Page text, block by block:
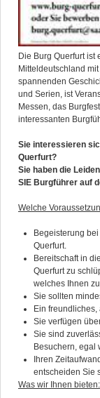
Die Burg Querfurt
Mitteldeutschland
spannenden
und Serien, ist
Messen, das
interessanten
Sie interessieren
Querfurt?
Sie haben die
SIE Burgführer auf
Welche
Begeisterung
Querfurt.
Bereitschaft in
Querfurt zu
welches Ihnen
Sie sollten
Ein
Sie verfügen
Sie sind
Besuchern, egal
Ihren
entscheiden Sie
Was wir Ihnen bieten: